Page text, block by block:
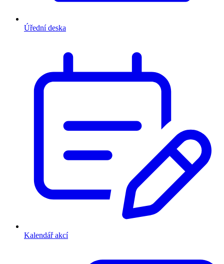
Úřední deska
Kalendář akcí